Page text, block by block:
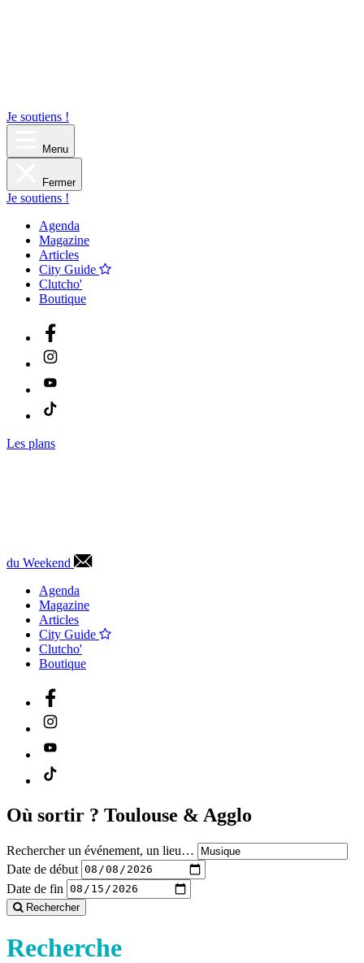
Je soutiens !
Menu
Fermer
Je soutiens !
Agenda
Magazine
Articles
City Guide
Clutcho'
Boutique
Les plans
du Weekend
Agenda
Magazine
Articles
City Guide
Clutcho'
Boutique
Où sortir ? Toulouse & Agglo
Rechercher un événement, un lieu…
Date de début
Date de fin
Rechercher
Recherche